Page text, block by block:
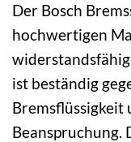
Der Bosch
hochwertigen
ist beständig
Bremsflüssigkeit
Beanspruchung.